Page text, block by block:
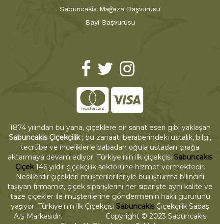
Sabuncakis Mağaza Başvurusu
Bayi Başvurusu
1874 yılından bu yana, çiçeklere bir sanat eseri gibi yaklaşan
Sabuncakis Çiçekçilik ; bu zanaatı beraberindeki ustalık, bilgi,
tecrübe ve inceliklerle babadan oğula ustadan çırağa
aktarmaya devam ediyor. Türkiye'nin ilk çiçekçisi Sabuncakis
Çiçek146 yıldır çiçekçilik sektörüne hizmet vermektedir.
Nesillerdir çiçekleri müşterilerileriyle buluşturma bilincini
taşıyan firmamız, çiçek siparişlerini her siparişte aynı kalite ve
taze çiçekler ile müşterilerine göndermenin haklı gururunu
yaşıyor. Türkiye'nin ilk Çiçekçisi SabuncakisÇiçekçilik Sabaş
A.Ş Markasıdır. Copyright © 2023 Sabuncakis